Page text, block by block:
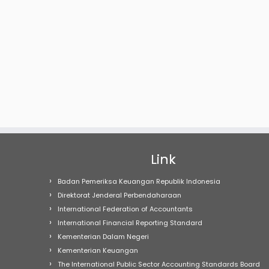
Link
Badan Pemeriksa Keuangan Republik Indonesia
Direktorat Jenderal Perbendaharaan
International Federation of Accountants
International Financial Reporting Standard
Kementerian Dalam Negeri
Kementerian Keuangan
The International Public Sector Accounting Standards Board